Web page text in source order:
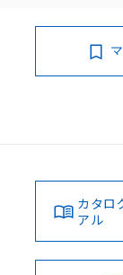
カタロ
アル